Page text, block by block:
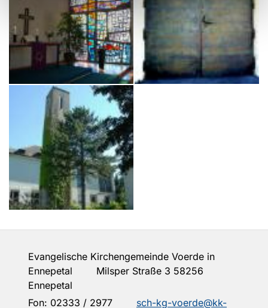
Evangelische Kirchengemeinde Voerde in
Ennepetal Milsper Straße 3 58256
Ennepetal
Fon: 02333 / 2977 sch-kg-voerde@kk-